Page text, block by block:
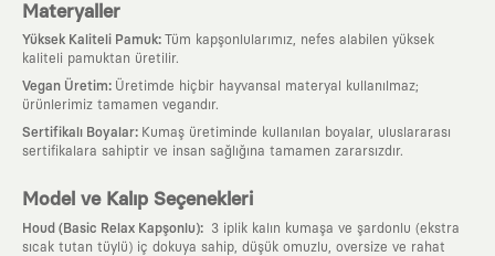
Materyaller
Yüksek Kaliteli Pamuk: Tüm kapşonlularımız, nefes alabilen yüksek
kaliteli pamuktan üretilir.
Vegan Üretim: Üretimde hiçbir hayvansal materyal kullanılmaz;
ürünlerimiz tamamen vegandır.
Sertifikalı Boyalar: Kumaş üretiminde kullanılan boyalar, uluslararası
sertifikalara sahiptir ve insan sağlığına tamamen zararsızdır.
Model ve Kalıp Seçenekleri
Houd (Basic Relax Kapşonlu):
3 iplik kalın kumaşa ve şardonlu (ekstra
sıcak tutan tüylü) iç dokuya sahip, düşük omuzlu, oversize ve rahat